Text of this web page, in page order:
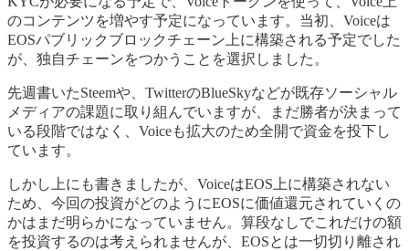
のコンテンツを増やす予定になっています。当初、Voiceは
EOSパブリックブロックチェーン上に構築される予定でした
が、独自チェーンをつかうことを選択しました。
先週書いたSteemや、TwitterのBlueSkyなどが既存ソーシャル
メディアの課題に取り組んでいますが、まだ勝者が決まって
いる段階ではなく、Voiceも拡大のため全開で資金を投下し
ています。
しかし上にも書きましたが、VoiceはEOS上に構築されない
ため、今回の投資がどのようにEOSに価値還元されていくの
かはまだ明らかになっていません。算段なしでこれだけの額
を投資するのは考えられませんが、EOSとは一切切り離され